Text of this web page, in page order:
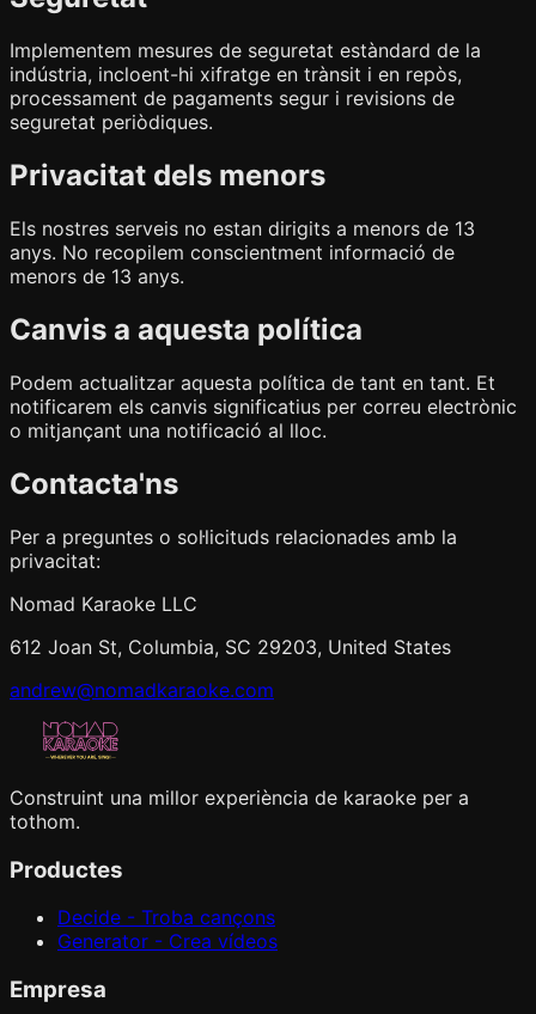
Implementem mesures de seguretat estàndard de la
indústria, incloent-hi xifratge en trànsit i en repòs,
processament de pagaments segur i revisions de
seguretat periòdiques.
Privacitat dels menors
Els nostres serveis no estan dirigits a menors de 13
anys. No recopilem conscientment informació de
menors de 13 anys.
Canvis a aquesta política
Podem actualitzar aquesta política de tant en tant. Et
notificarem els canvis significatius per correu electrònic
o mitjançant una notificació al lloc.
Contacta'ns
Per a preguntes o sol·licituds relacionades amb la
privacitat:
Nomad Karaoke LLC
612 Joan St, Columbia, SC 29203, United States
andrew@nomadkaraoke.com
Construint una millor experiència de karaoke per a
tothom.
Productes
Decide - Troba cançons
Generator - Crea vídeos
Empresa